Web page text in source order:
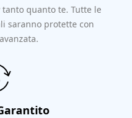
quanto te. Tutte le
saranno protette con